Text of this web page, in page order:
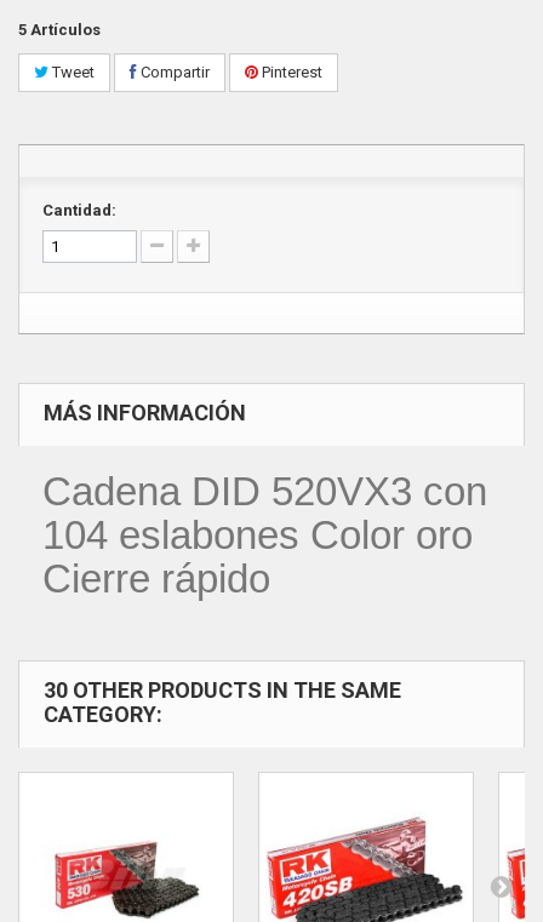
5 Artículos
Tweet Compartir Pinterest
Cantidad:
MÁS INFORMACIÓN
Cadena DID 520VX3 con
104 eslabones Color oro
Cierre rápido
30 OTHER PRODUCTS IN THE SAME
CATEGORY: